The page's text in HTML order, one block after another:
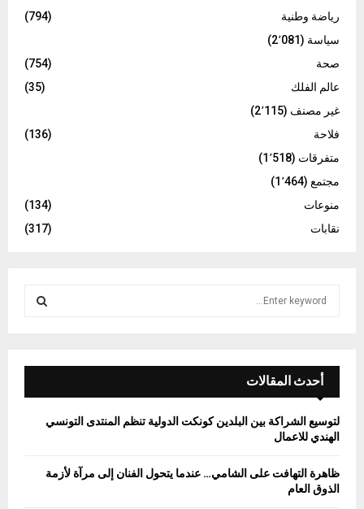
رياضة وطنية
(794)
سياسة (2٬081)
صحة
(754)
عالم الفلك
(35)
غير مصنف (2٬115)
فلاحة
(136)
متفرقات (1٬518)
مجتمع (1٬464)
منوعات
(134)
نقابات
(317)
f
r
E
A
أحدث المقالات
لتوسيع الشراكة بين البلدين كونكت الدولية تنظم المنتدى التونسي
الهندي للاعمال
ظاهرة التهافت على الشامي… عندما يتحول الفنان إلى مرآة لأزمة
الذوق العام